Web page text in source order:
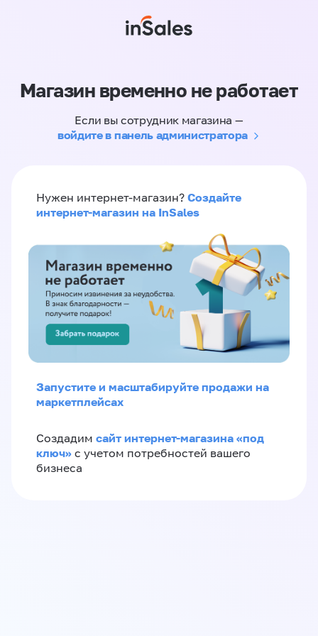
Магазин временно не работает
Если вы сотрудник магазина —
войдите в панель администратора
Нужен интернет-магазин? Создайте
интернет-магазин на InSales
Запустите и масштабируйте продажи на
маркетплейсах
Создадим сайт интернет-магазина «под
ключ» с учетом потребностей вашего
бизнеса